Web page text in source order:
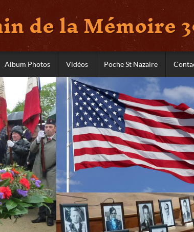
de la Mémoire
Album Photos Vidéos Poche St Nazaire